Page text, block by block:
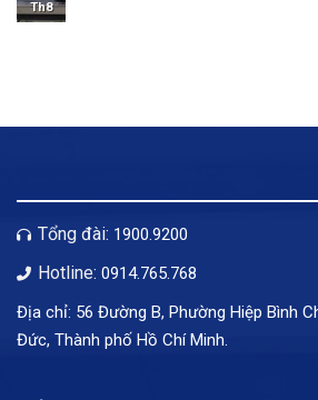
Th8
Tổng đài: 1900.9200
Hotline: 0914.765.768
Địa chỉ: 56 Đường B, Phường Hiệp Bình
Đức, Thành phố Hồ Chí Minh.